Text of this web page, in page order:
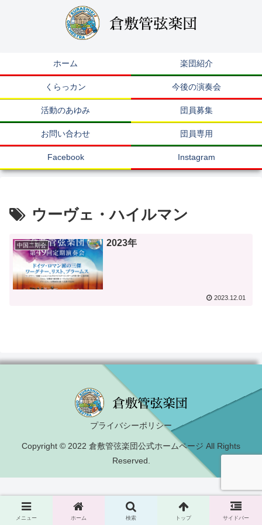
ホーム 楽団紹介
くらっカン 今後の演奏会
活動のあゆみ 団員募集
お問い合わせ 団員専用
Facebook Instagram
ウーヴェ・ハイルマン
中国二期会 2023年
2023.12.01
プライバシーポリシー
Copyright © 2022 倉敷管弦楽団公式ホームページ All Rights
Reserved.
メニュー ホーム 検索 トップ サイドバー